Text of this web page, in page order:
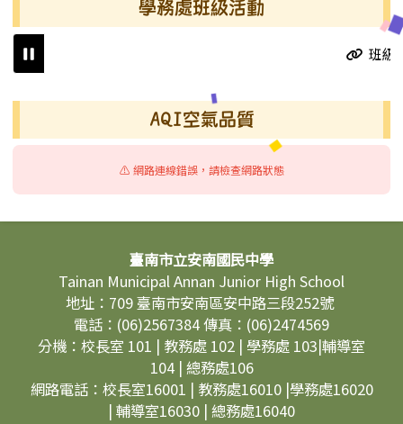
學務處班級活動
班級
AQI空氣品質
⚠️ 網路連線錯誤，請檢查網路狀態
頁尾區域內容臺南市立安南國民中學
Tainan Municipal Annan Junior High School
地址：709 臺南市安南區安中路三段252號
電話：(06)2567384 傳真：(06)2474569
分機：校長室 101 | 教務處 102 | 學務處 103|輔導室
104 | 總務處106
網路電話：校長室16001 | 教務處16010 |學務處16020
| 輔導室16030 | 總務處16040